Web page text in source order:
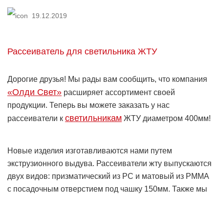
19.12.2019
Рассеиватель для светильника ЖТУ
Дорогие друзья! Мы рады вам сообщить, что компания
«Олди Свет» расширяет ассортимент своей
продукции. Теперь вы можете заказать у нас
рассеиватели к светильникам ЖТУ диаметром 400мм!
Новые изделия изготавливаются нами путем
экструзионного выдува. Рассеиватели жту выпускаются
двух видов: призматический из PC и матовый из PMMA
с посадочным отверстием под чашку 150мм. Также мы